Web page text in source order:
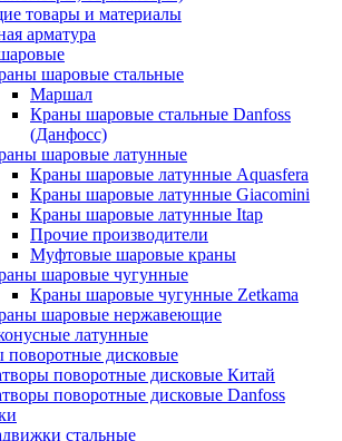
товары и материалы
арматура
шаровые стальные
Маршал
Краны шаровые стальные Danfoss
(Данфосс)
шаровые латунные
Краны шаровые латунные Aquasfera
Краны шаровые латунные Giacomini
Краны шаровые латунные Itap
Прочие производители
Муфтовые шаровые краны
шаровые чугунные
Краны шаровые чугунные Zetkama
шаровые нержавеющие
латунные
поворотные дисковые
поворотные дисковые Китай
поворотные дисковые Danfoss
стальные